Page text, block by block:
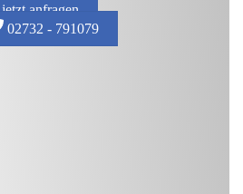
jetzt anfragen
02732 - 791079